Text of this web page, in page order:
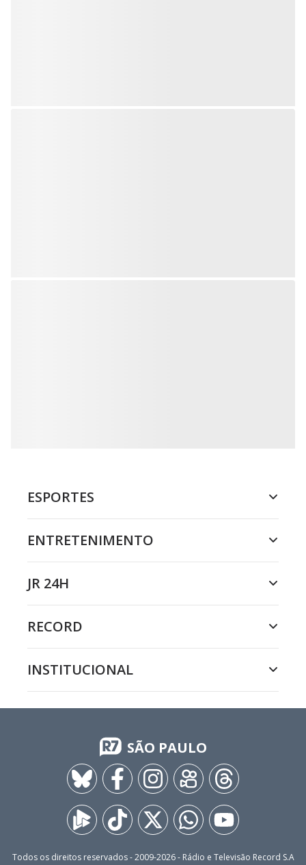
ESPORTES
ENTRETENIMENTO
JR 24H
RECORD
INSTITUCIONAL
SÃO PAULO
Todos os direitos reservados - 2009-2026- Rádio e Televisão Record S.A